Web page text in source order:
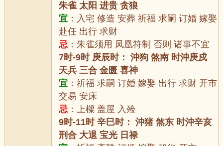
朱雀 太阳 进贵 贪狼
宜 ：入宅 修造 安葬 祈福 求嗣 订婚 嫁娶
赴任 出行 求财
忌 ：朱雀须用 凤凰符制 否则 诸事不宜
7时-9时 庚辰时： 沖狗 煞南 时沖庚戍
天兵 三合 金匮 喜神
宜 ：祈福 求嗣 订婚 嫁娶 出行 求财 开市
交易 安床
忌 ：上樑 盖屋 入殓
9时-11时 辛巳时： 沖猪 煞东 时沖辛亥
刑合 大退 宝光 日禄